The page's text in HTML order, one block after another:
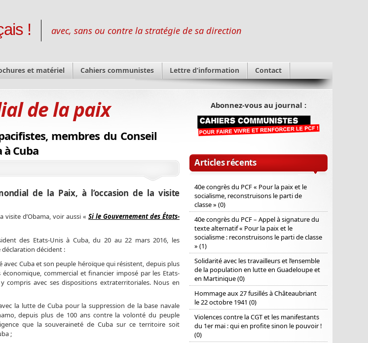
! avec, sans ou contre la stratégie de sa direction
et matériel Cahiers communistes Lettre d’information Contact
de la paix
membres du Conseil
à Cuba
de la Paix, à l’occasion de la visite
d’Obama, voir aussi « Si le Gouvernement des États-
des Etats-Unis à Cuba, du 20 au 22 mars 2016, les
décident :
Cuba et son peuple héroïque qui résistent, depuis plus
économique, commercial et financier imposé par les Etats-
compris avec ses dispositions extraterritoriales. Nous en
lutte de Cuba pour la suppression de la base navale
depuis plus de 100 ans contre la volonté du peuple
que la souveraineté de Cuba sur ce territoire soit
;
Abonnez-vous au journal :
Articles récents
40e congrès du PCF « Pour la paix et le
socialisme, reconstruisons le parti de
classe » (0)
40e congrès du PCF – Appel à signature du
texte alternatif « Pour la paix et le
socialisme : reconstruisons le parti de classe
» (1)
Solidarité avec les travailleurs et l’ensemble
de la population en lutte en Guadeloupe et
en Martinique (0)
Hommage aux 27 fusillés à Châteaubriant
le 22 octobre 1941 (0)
Violences contre la CGT et les manifestants
du 1er mai : qui en profite sinon le pouvoir !
(0)